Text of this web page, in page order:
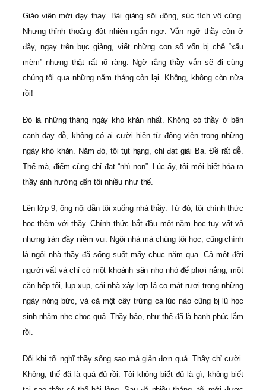
Giáo viên mới dạy thay. Bài giảng sôi động, súc tích vô cùng.
Nhưng thỉnh thoảng đột nhiên ngẩn ngơ. Vẫn ngỡ thầy còn ở
đây, ngay trên bục giảng, viết những con số vốn bị chê “xấu
mèm” nhưng thật rất rõ ràng. Ngỡ rằng thầy vẫn sẽ đi cùng
chúng tôi qua những năm tháng còn lại. Không, không còn nữa
rồi!
Đó là những tháng ngày khó khăn nhất. Không có thầy ở bên
cạnh dạy dỗ, không có ai cười hiền từ động viên trong những
ngày khó khăn. Năm đó, tôi tụt hạng, chỉ đạt giải Ba. Đề rất dễ.
Thế mà, điểm cũng chỉ đạt “nhì non”. Lúc ấy, tôi mới biết hóa ra
thầy ảnh hưởng đến tôi nhiều như thế.
Lên lớp 9, ông nội dẫn tôi xuống nhà thầy. Từ đó, tôi chính thức
học thêm với thầy. Chính thức bắt đầu một năm học tuy vất vả
nhưng tràn đầy niềm vui. Ngôi nhà mà chúng tôi học, cũng chính
là ngôi nhà thầy đã sống suốt mấy chục năm qua. Cả một đời
người vất vả chỉ có một khoảnh sân nho nhỏ để phơi nắng, một
căn bếp tối, lụp xụp, cái nhà xây lợp lá cọ mát rượi trong những
ngày nóng bức, và cả một cây trứng cá lúc nào cũng bị lũ học
sinh nhăm nhe chọc quả. Thầy bảo, như thế đã là hạnh phúc lắm
rồi.
Đôi khi tôi nghĩ thầy sống sao mà giản đơn quá. Thầy chỉ cười.
Không, thế đã là quá đủ rồi. Tôi không biết đủ là gì, không biết